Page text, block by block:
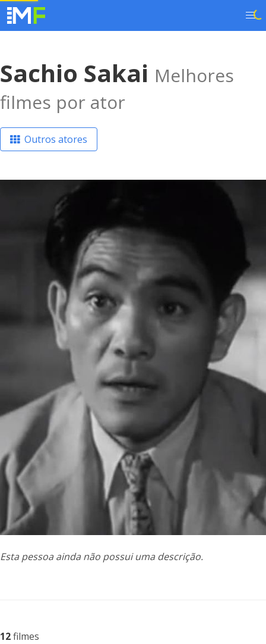
Sachio Sakai Melhores
filmes por ator
Outros atores
Esta pessoa ainda não possui uma descrição.
12filmes